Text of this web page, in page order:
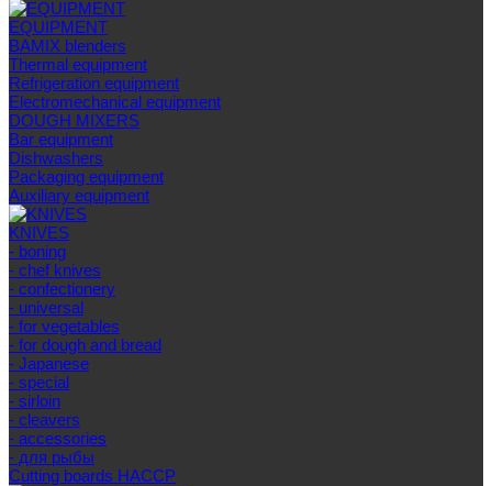
EQUIPMENT
BAMIX blenders
Thermal equipment
Refrigeration equipment
Electromechanical equipment
DOUGH MIXERS
Bar equipment
Dishwashers
Packaging equipment
Auxiliary equipment
KNIVES
- boning
- chef knives
- confectionery
- universal
- for vegetables
- for dough and bread
- Japanese
- special
- sirloin
- cleavers
- accessories
- для рыбы
Cutting boards HACCP